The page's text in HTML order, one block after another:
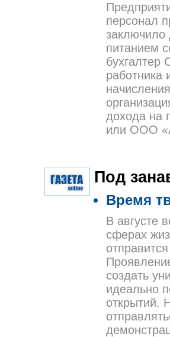
персонал
заключило
питанием
бухгалтер
дохода на
или ООО
Под
Время
В августе
сферах
создать
идеально
открытий.